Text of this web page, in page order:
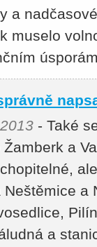
a
muselo
- Také
Žamberk a
Neštěmice a
a